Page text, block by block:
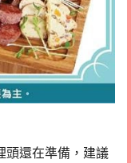
頭還在準備，建議